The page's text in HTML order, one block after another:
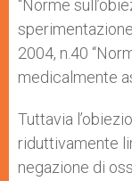
“Norme
2004, n.40
medicalmente
Tuttavia
riduttivamente
negazione di